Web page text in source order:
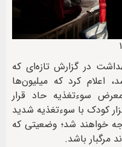
در گزارش تازه‌ای که
منتشر شد، اعلام کرد که میلیون‌ها
سوءتغذیه حاد قرار
و از میان آنان حدود ۹۵ هزار کودک با سوءتغذیه شدید
خواهند شد؛ وضعیتی که
مرگبار باشد.